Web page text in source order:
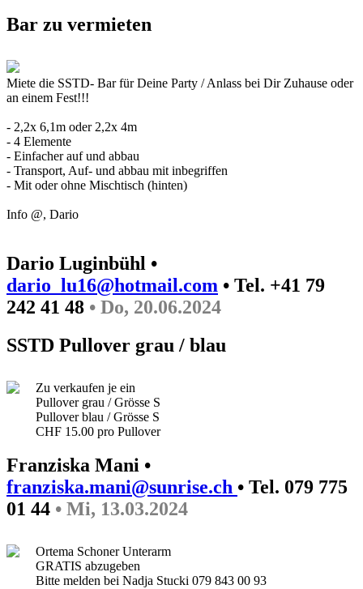
Bar zu vermieten
Miete die SSTD- Bar für Deine Party / Anlass bei Dir Zuhause oder
an einem Fest!!!
- 2,2x 6,1m oder 2,2x 4m
- 4 Elemente
- Einfacher auf und abbau
- Transport, Auf- und abbau mit inbegriffen
- Mit oder ohne Mischtisch (hinten)
Info @, Dario
Dario Luginbühl •
dario_lu16@hotmail.com • Tel. +41 79
242 41 48 • Do, 20.06.2024
SSTD Pullover grau / blau
Zu verkaufen je ein
Pullover grau / Grösse S
Pullover blau / Grösse S
CHF 15.00 pro Pullover
Franziska Mani •
franziska.mani@sunrise.ch • Tel. 079 775
01 44 • Mi, 13.03.2024
Ortema Schoner Unterarm
GRATIS abzugeben
Bitte melden bei Nadja Stucki 079 843 00 93